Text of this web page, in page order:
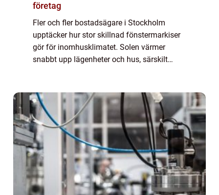
företag
Fler och fler bostadsägare i Stockholm
upptäcker hur stor skillnad fönstermarkiser
gör för inomhusklimatet. Solen värmer
snabbt upp lägenheter och hus, särskilt
mi...